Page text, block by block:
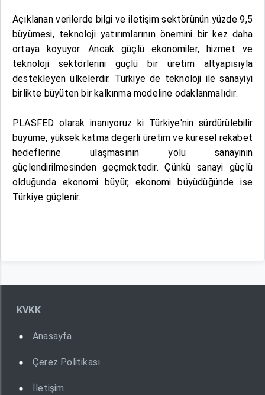
Açıklanan verilerde bilgi ve iletişim sektörünün yüzde 9,5
büyümesi, teknoloji yatırımlarının önemini bir kez daha
ortaya koyuyor. Ancak güçlü ekonomiler, hizmet ve
teknoloji sektörlerini güçlü bir üretim altyapısıyla
destekleyen ülkelerdir. Türkiye de teknoloji ile sanayiyi
birlikte büyüten bir kalkınma modeline odaklanmalıdır.
PLASFED olarak inanıyoruz ki Türkiye'nin sürdürülebilir
büyüme, yüksek katma değerli üretim ve küresel rekabet
hedeflerine ulaşmasının yolu sanayinin
güçlendirilmesinden geçmektedir. Çünkü sanayi güçlü
olduğunda ekonomi büyür, ekonomi büyüdüğünde ise
Türkiye güçlenir.
KVKK
Anasayfa
Çerez Politikası
İletişim